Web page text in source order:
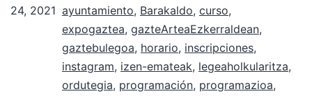
24, 2021 ayuntamiento, Barakaldo, curso,
expogaztea, gazteArteaEzkerraldean,
gaztebulegoa, horario, inscripciones,
instagram, izen-emateak, legeaholkularitza,
ordutegia, programación, programazioa,